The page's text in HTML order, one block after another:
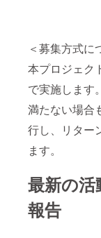
＜募集方式に
本プロジェク
で実施します
満たない場合
行し、リター
ます。
最新の活
報告